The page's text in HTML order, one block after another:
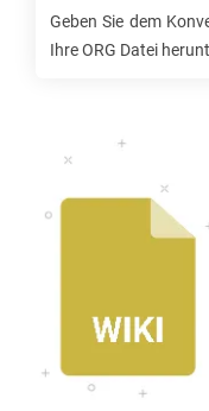
Geben Sie dem
IhreORG Datei